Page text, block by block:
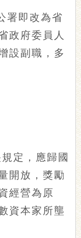
署即改為省
政府委員人
設副職，多
定，應歸國
開放，獎勵
經營為原
資本家所壟